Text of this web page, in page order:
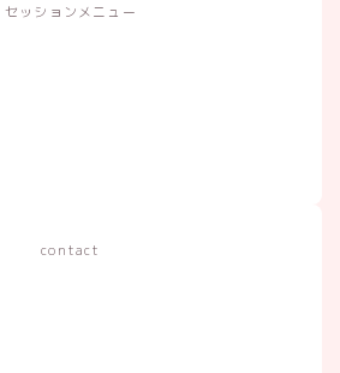
セッションメニュー
contact